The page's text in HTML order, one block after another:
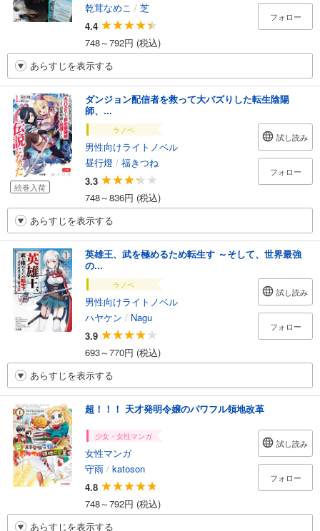
乾茸なめこ / 芝
4.4
748～792円 (税込)
フォロー
あらすじを表示する
続巻入荷
ダンジョン配信者を救って大バズりした転生陰陽
師、...
ラノベ
男性向けライトノベル
昼行燈 / 福きつね
3.3
748～836円 (税込)
試し読み
フォロー
あらすじを表示する
英雄王、武を極めるため転生す ～そして、世界最強
の...
ラノベ
男性向けライトノベル
ハヤケン / Nagu
3.9
693～770円 (税込)
試し読み
フォロー
あらすじを表示する
超！！！ 天才発明令嬢のパワフル領地改革
少女・女性マンガ
女性マンガ
守雨 / katoson
4.8
748～792円 (税込)
試し読み
フォロー
あらすじを表示する